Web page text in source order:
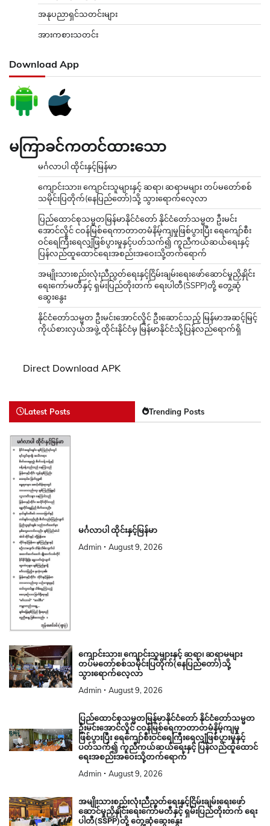
အနုပညာရှင်သတင်းများ
အားကစားသတင်း
Download App
မကြာခင်ကတင်ထားသော
မင်္ဂလာပါ ထိုင်းနှင့်မြန်မာ
ကျောင်းသား၊ ကျောင်းသူများနှင့် ဆရာ၊ ဆရာမများ တပ်မတော်စစ်
သမိုင်းပြတိုက်(နေပြည်တော်)သို့ သွားရောက်လေ့လာ
ပြည်ထောင်စုသမ္မတမြန်မာနိုင်ငံတော် နိုင်ငံတော်သမ္မတ ဦးမင်း
အောင်လှိုင် ငဝန်မြစ်ရေကာတာတမံနိမ့်ကျမှုဖြစ်ပွားပြီး ရေကျော်စီး
ဝင်ရေကြီးရေလျှံဖြစ်ပွားမှုနှင့်ပတ်သက်၍ ကူညီကယ်ဆယ်ရေးနှင့်
ပြန်လည်ထူထောင်ရေးအစည်းအဝေးသို့တက်ရောက်
အမျိုးသားစည်းလုံးညီညွတ်ရေးနှင့်ငြိမ်းချမ်းရေးဖော်ဆောင်မှုညှိနှိုင်း
ရေးကော်မတီနှင့် ရှမ်းပြည်တိုးတက် ရေးပါတီ(SSPP)တို့ တွေ့ဆုံ
ဆွေးနွေး
နိုင်ငံတော်သမ္မတ ဦးမင်းအောင်လှိုင် ဦးဆောင်သည့် မြန်မာအဆင့်မြင့်
ကိုယ်စားလှယ်အဖွဲ့ ထိုင်းနိုင်ငံမှ မြန်မာနိုင်ငံသို့ပြန်လည်ရောက်ရှိ
Direct Download APK
Latest Posts Trending Posts
မင်္ဂလာပါ ထိုင်းနှင့်မြန်မာ
Admin August 9, 2026
ကျောင်းသား၊ ကျောင်းသူများနှင့် ဆရာ၊ ဆရာမများ
တပ်မတော်စစ်သမိုင်းပြတိုက်(နေပြည်တော်)သို့
သွားရောက်လေ့လာ
Admin August 9, 2026
ပြည်ထောင်စုသမ္မတမြန်မာနိုင်ငံတော် နိုင်ငံတော်သမ္မတ
ဦးမင်းအောင်လှိုင် ငဝန်မြစ်ရေကာတာတမံနိမ့်ကျမှု
ဖြစ်ပွားပြီး ရေကျော်စီးဝင်ရေကြီးရေလျှံဖြစ်ပွားမှုနှင့်
ပတ်သက်၍ ကူညီကယ်ဆယ်ရေးနှင့် ပြန်လည်ထူထောင်
ရေးအစည်းအဝေးသို့တက်ရောက်
Admin August 9, 2026
အမျိုးသားစည်းလုံးညီညွတ်ရေးနှင့်ငြိမ်းချမ်းရေးဖော်
ဆောင်မှုညှိနှိုင်းရေးကော်မတီနှင့် ရှမ်းပြည်တိုးတက် ရေး
ပါတီ(SSPP)တို့ တွေ့ဆုံဆွေးနွေး